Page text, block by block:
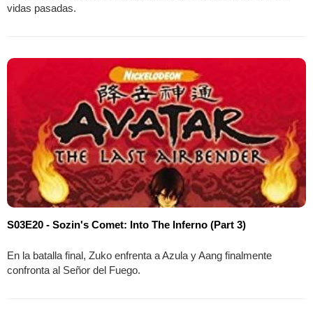
vidas pasadas.
S03E20 - Sozin's Comet: Into The Inferno (Part 3)
En la batalla final, Zuko enfrenta a Azula y Aang finalmente
confronta al Señor del Fuego.